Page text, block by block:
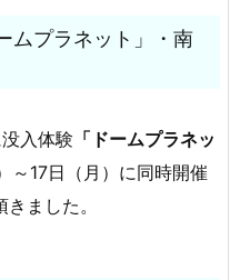
ムプラネット」・南
入体験 「ドームプラネッ
～17日（月）に同時開催
ました。